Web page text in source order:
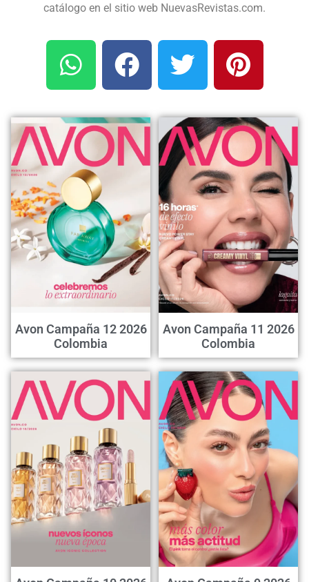
catálogo en el sitio web NuevasRevistas.com.
Avon Campaña 12 2026
Colombia
Avon Campaña 11 2026
Colombia